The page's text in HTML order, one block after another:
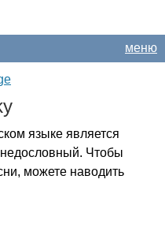
меню
языке является
Чтобы
можете наводить